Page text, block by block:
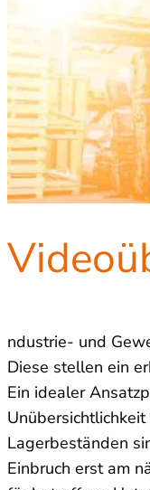
ndustrie- und
Diese stellen ein
Ein idealer
Lagerbeständen
Einbruch erst am